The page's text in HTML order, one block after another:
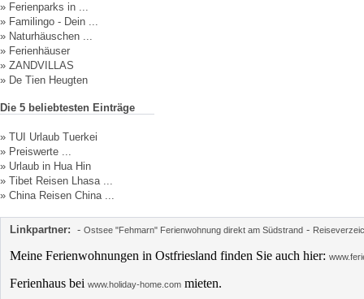
» Ferienparks in ...
» Familingo - Dein ...
» Naturhäuschen ...
» Ferienhäuser
» ZANDVILLAS
» De Tien Heugten
Die 5 beliebtesten Einträge
» TUI Urlaub Tuerkei
» Preiswerte ...
» Urlaub in Hua Hin
» Tibet Reisen Lhasa ...
» China Reisen China ...
Linkpartner: - Ostsee "Fehmarn" Ferienwohnung direkt am Südstrand -
Meine Ferienwohnungen in Ostfriesland finden Sie auch hier:
Ferienhaus bei www.holiday-home.com mieten.